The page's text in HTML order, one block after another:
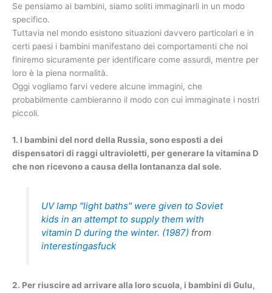
Se pensiamo ai bambini, siamo soliti immaginarli in un modo
specifico.
Tuttavia nel mondo esistono situazioni davvero particolari e in
certi paesi i bambini manifestano dei comportamenti che noi
finiremo sicuramente per identificare come assurdi, mentre per
loro è la piena normalità.
Oggi vogliamo farvi vedere alcune immagini, che
probabilmente cambieranno il modo con cui immaginate i nostri
piccoli.
1. I bambini del nord della Russia, sono esposti a dei
dispensatori di raggi ultravioletti, per generare la vitamina D
che non ricevono a causa della lontananza dal sole.
UV lamp "light baths" were given to Soviet
kids in an attempt to supply them with
vitamin D during the winter. (1987)from
interestingasfuck
2. Per riuscire ad arrivare alla loro scuola, i bambini di Gulu,